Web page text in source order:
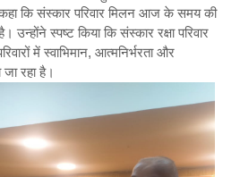
कि संस्कार परिवार मिलन आज के समय की
स्पष्ट किया कि संस्कार रक्षा परिवार
में स्वाभिमान, आत्मनिर्भरता और
जा रहा है।